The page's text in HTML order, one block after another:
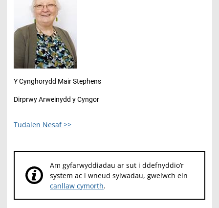
Y Cynghorydd Mair Stephens
Dirprwy Arweinydd y Cyngor
Tudalen Nesaf >>
Am gyfarwyddiadau ar sut i ddefnyddio’r
system ac i wneud sylwadau, gwelwch ein
canllaw cymorth.